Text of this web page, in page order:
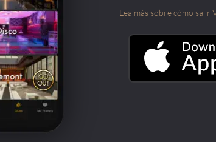
Lea más sobre cómo salir